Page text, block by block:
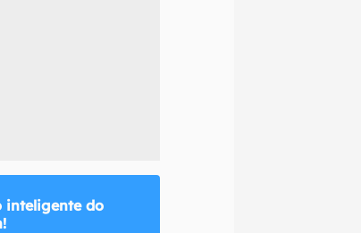
inteligente do